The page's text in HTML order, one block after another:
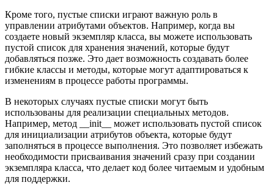
Кроме того, пустые списки играют важную роль в
управлении атрибутами объектов. Например, когда вы
создаете новый экземпляр класса, вы можете использовать
пустой список для хранения значений, которые будут
добавляться позже. Это дает возможность создавать более
гибкие классы и методы, которые могут адаптироваться к
изменениям в процессе работы программы.
В некоторых случаях пустые списки могут быть
использованы для реализации специальных методов.
Например, метод __init__ может использовать пустой список
для инициализации атрибутов объекта, которые будут
заполняться в процессе выполнения. Это позволяет избежать
необходимости присваивания значений сразу при создании
экземпляра класса, что делает код более читаемым и удобным
для поддержки.